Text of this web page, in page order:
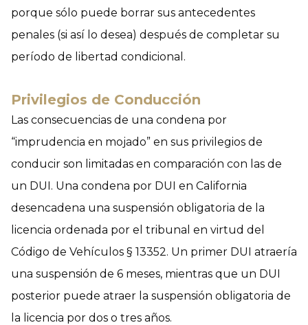
porque sólo puede borrar sus antecedentes
penales (si así lo desea) después de completar su
período de libertad condicional.
Privilegios de Conducción
Las consecuencias de una condena por
“imprudencia en mojado” en sus privilegios de
conducir son limitadas en comparación con las de
un DUI. Una condena por DUI en California
desencadena una suspensión obligatoria de la
licencia ordenada por el tribunal en virtud del
Código de Vehículos § 13352. Un primer DUI atraería
una suspensión de 6 meses, mientras que un DUI
posterior puede atraer la suspensión obligatoria de
la licencia por dos o tres años.